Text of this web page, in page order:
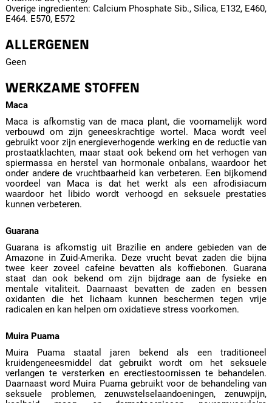
Overige ingredienten: Calcium Phosphate Sib., Silica, E132, E460,
E464. E570, E572
ALLERGENEN
Geen
WERKZAME STOFFEN
Maca
Maca is afkomstig van de maca plant, die voornamelijk word
verbouwd om zijn geneeskrachtige wortel. Maca wordt veel
gebruikt voor zijn energieverhogende werking en de reductie van
prostaatklachten, maar staat ook bekend om het verhogen van
spiermassa en herstel van hormonale onbalans, waardoor het
onder andere de vruchtbaarheid kan verbeteren. Een bijkomend
voordeel van Maca is dat het werkt als een afrodisiacum
waardoor het libido wordt verhoogd en seksuele prestaties
kunnen verbeteren.
Guarana
Guarana is afkomstig uit Brazilie en andere gebieden van de
Amazone in Zuid-Amerika. Deze vrucht bevat zaden die bijna
twee keer zoveel cafeine bevatten als koffiebonen. Guarana
staat dan ook bekend om zijn bijdrage aan de fysieke en
mentale vitaliteit. Daarnaast bevatten de zaden en bessen
oxidanten die het lichaam kunnen beschermen tegen vrije
radicalen en kan helpen om oxidatieve stress voorkomen.
Muira Puama
Muira Puama staatal jaren bekend als een traditioneel
kruidengeneesmiddel dat gebruikt wordt om het seksuele
verlangen te versterken en erectiestoornissen te behandelen.
Daarnaast word Muira Puama gebruikt voor de behandeling van
seksuele problemen, zenuwstelselaandoeningen, zenuwpijn,